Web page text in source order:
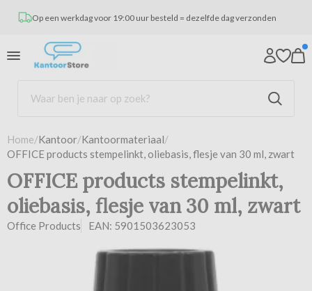
Op een werkdag voor 19:00 uur besteld = dezelfde dag verzonden
Home/Kantoor/Kantoormateriaal/
OFFICE products stempelinkt, oliebasis, flesje van 30 ml, zwart
OFFICE products stempelinkt,
oliebasis, flesje van 30 ml, zwart
Office Products EAN: 5901503623053